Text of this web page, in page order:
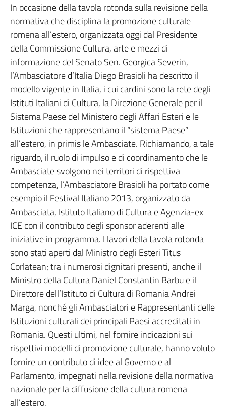
In occasione della tavola rotonda sulla revisione della
normativa che disciplina la promozione culturale
romena all’estero, organizzata oggi dal Presidente
della Commissione Cultura, arte e mezzi di
informazione del Senato Sen. Georgica Severin,
l’Ambasciatore d’Italia Diego Brasioli ha descritto il
modello vigente in Italia, i cui cardini sono la rete degli
Istituti Italiani di Cultura, la Direzione Generale per il
Sistema Paese del Ministero degli Affari Esteri e le
Istituzioni che rappresentano il “sistema Paese”
all’estero, in primis le Ambasciate. Richiamando, a tale
riguardo, il ruolo di impulso e di coordinamento che le
Ambasciate svolgono nei territori di rispettiva
competenza, l’Ambasciatore Brasioli ha portato come
esempio il Festival Italiano 2013, organizzato da
Ambasciata, Istituto Italiano di Cultura e Agenzia-ex
ICE con il contributo degli sponsor aderenti alle
iniziative in programma. I lavori della tavola rotonda
sono stati aperti dal Ministro degli Esteri Titus
Corlatean; tra i numerosi dignitari presenti, anche il
Ministro della Cultura Daniel Constantin Barbu e il
Direttore dell’Istituto di Cultura di Romania Andrei
Marga, nonché gli Ambasciatori e Rappresentanti delle
Istituzioni culturali dei principali Paesi accreditati in
Romania. Questi ultimi, nel fornire indicazioni sui
rispettivi modelli di promozione culturale, hanno voluto
fornire un contributo di idee al Governo e al
Parlamento, impegnati nella revisione della normativa
nazionale per la diffusione della cultura romena
all’estero.